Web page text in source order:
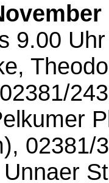
9.00
02381/